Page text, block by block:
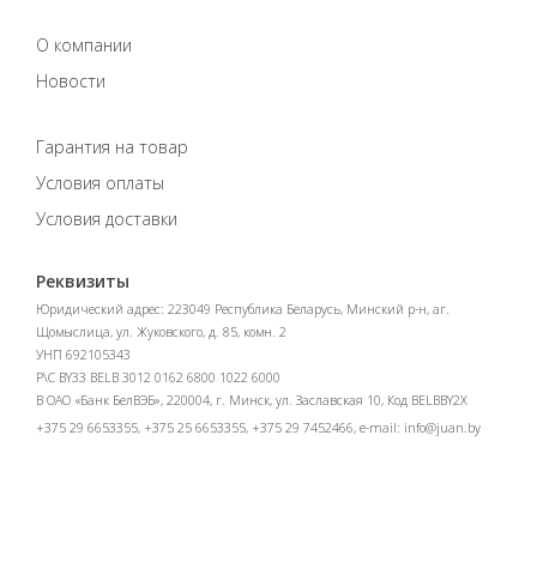
О компании
Новости
Гарантия на товар
Условия оплаты
Условия доставки
Реквизиты
Юридический адрес: 223049 Республика Беларусь, Минский р-н, аг.
Щомыслица, ул. Жуковского, д. 85, комн. 2
УНП 692105343
Р\С BY33 BELB 3012 0162 6800 1022 6000
В ОАО «Банк БелВЭБ», 220004, г. Минск, ул. Заславская 10, Код BELBBY2X
+375 29 6653355, +375 25 6653355, +375 29 7452466, e-mail: info@juan.by